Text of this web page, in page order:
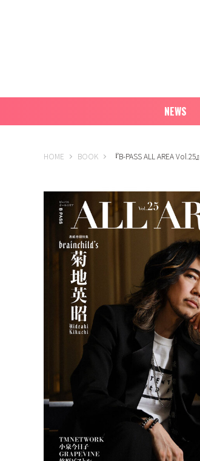
NEWS
HOME B-PASS ONLINE
BOOK 『B-PASS ALL AREA Vol.25』